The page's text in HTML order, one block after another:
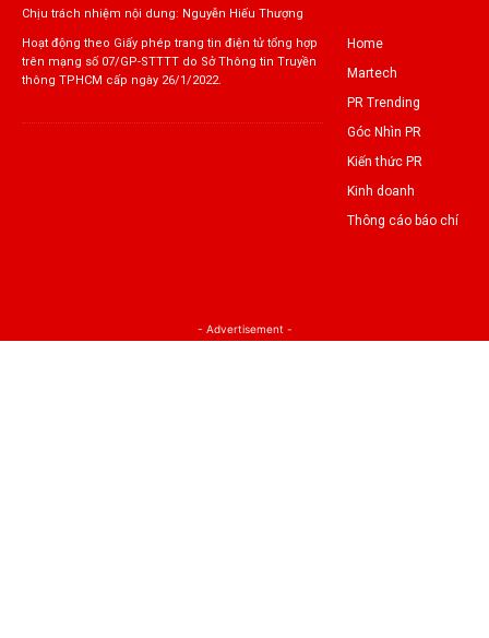
Chịu trách nhiệm nội dung: Nguyễn Hiếu Thượng
Hoạt động theo Giấy phép trang tin điện tử tổng hợp
trên mạng số 07/GP-STTTT do Sở Thông tin Truyền
thông TPHCM cấp ngày 26/1/2022.
Home
Martech
PR Trending
Góc Nhìn PR
Kiến thức PR
Kinh doanh
Thông cáo báo chí
- Advertisement -